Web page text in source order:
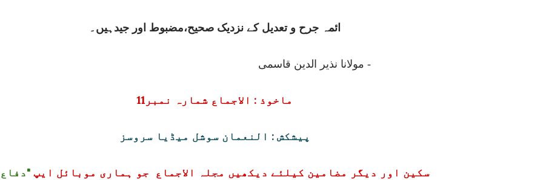
ائمہ جرح و تعدیل کے نزدیک صحیح،مضبوط اور جیدہیں۔
- مولانا نذیر الدین قاسمی
ماخوذ : الاجماع شمارہ نمبر11
پیشکش : النعمان سوشل میڈیا سروسز
سکین اور دیگر مضامین کیلئے دیکھیں مجلہ الاجماع جو ہماری موبائل ایپ"دفاع